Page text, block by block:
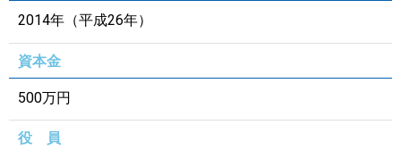
2014年（平成26年）
資本金
500万円
役 員